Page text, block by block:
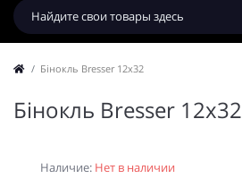
Бінокль Bresser 12x32
Бінокль Bresser 12x32
Наличие: Нет в наличии